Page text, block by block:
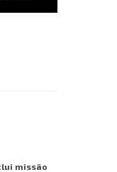
missão